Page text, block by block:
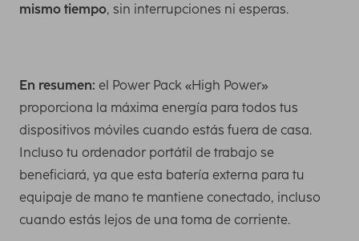
mismo tiempo, sin interrupciones ni esperas.
En resumen: el Power Pack «High Power»
proporciona la máxima energía para todos tus
dispositivos móviles cuando estás fuera de casa.
Incluso tu ordenador portátil de trabajo se
beneficiará, ya que esta batería externa para tu
equipaje de mano te mantiene conectado, incluso
cuando estás lejos de una toma de corriente.